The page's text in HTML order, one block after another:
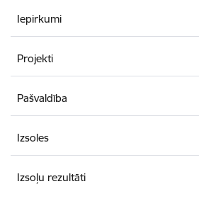
Iepirkumi
Projekti
Pašvaldība
Izsoles
Izsoļu rezultāti